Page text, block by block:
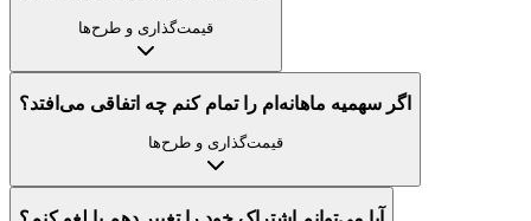
قیمت‌گذاری و طرح‌ها
اگر سهمیه ماهانه‌ام را تمام کنم چه اتفاقی می‌افتد؟
قیمت‌گذاری و طرح‌ها